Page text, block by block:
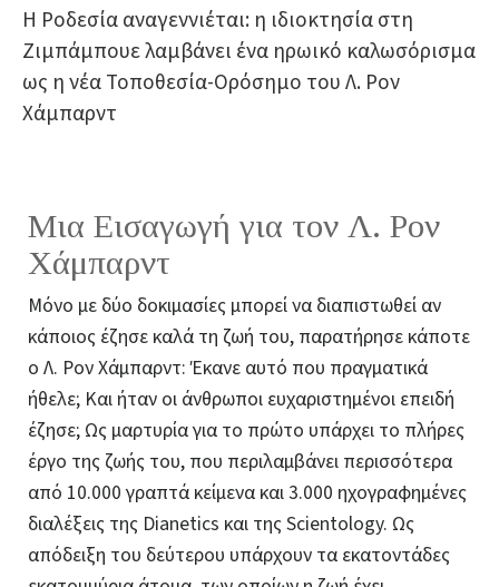
Η Ροδεσία αναγεννιέται: η ιδιοκτησία στη
Ζιμπάμπουε λαμβάνει ένα ηρωικό καλωσόρισμα
ως η νέα Τοποθεσία-Ορόσημο του Λ. Ρον
Χάμπαρντ
Μια Εισαγωγή για τον Λ. Ρον
Χάμπαρντ
Μόνο με δύο δοκιμασίες μπορεί να διαπιστωθεί αν
κάποιος έζησε καλά τη ζωή του, παρατήρησε κάποτε
ο Λ. Ρον Χάμπαρντ: Έκανε αυτό που πραγματικά
ήθελε; Και ήταν οι άνθρωποι ευχαριστημένοι επειδή
έζησε; Ως μαρτυρία για το πρώτο υπάρχει το πλήρες
έργο της ζωής του, που περιλαμβάνει περισσότερα
από 10.000 γραπτά κείμενα και 3.000 ηχογραφημένες
διαλέξεις της Dianetics και της Scientology. Ως
απόδειξη του δεύτερου υπάρχουν τα εκατοντάδες